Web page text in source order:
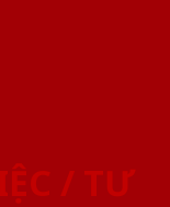
/ TƯ